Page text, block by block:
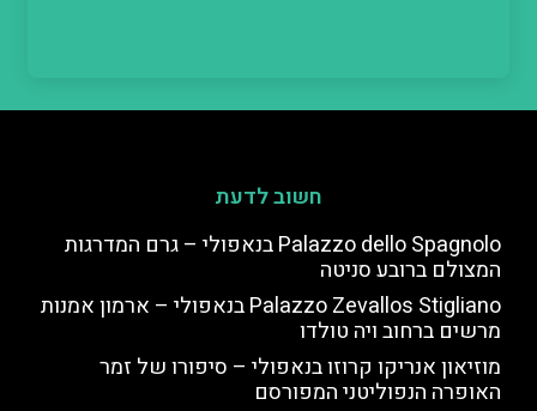
חשוב לדעת
Palazzo dello Spagnolo בנאפולי – גרם המדרגות
המצולם ברובע סניטה
Palazzo Zevallos Stigliano בנאפולי – ארמון אמנות
מרשים ברחוב ויה טולדו
מוזיאון אנריקו קרוזו בנאפולי – סיפורו של זמר
האופרה הנפוליטני המפורסם